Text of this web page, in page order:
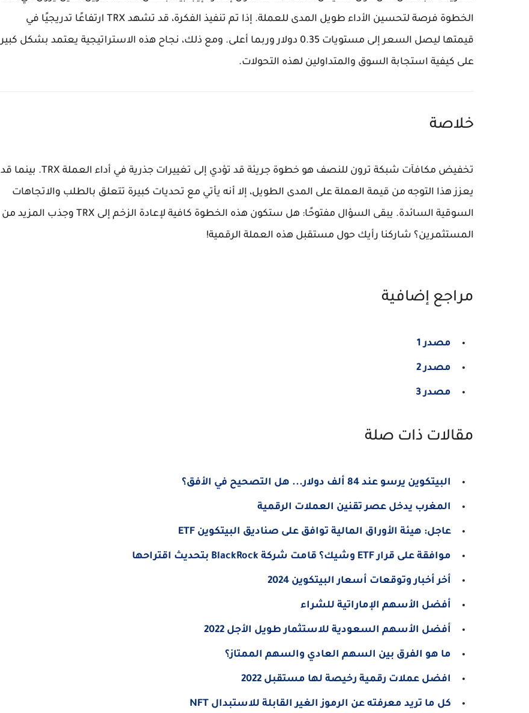
الخطوة فرصة لتحسين الأداء طويل المدى للعملة. إذا تم تنفيذ الفكرة، قد تشهد TRX ارتفاعًا تدريجيًا في
قيمتها ليصل السعر إلى مستويات 0.35 دولار وربما أعلى. ومع ذلك، نجاح هذه الاستراتيجية يعتمد بشكل كبير
على كيفية استجابة السوق والمتداولين لهذه التحولات.
خلاصة
تخفيض مكافآت شبكة ترون للنصف هو خطوة جريئة قد تؤدي إلى تغييرات جذرية في أداء العملة TRX. بينما قد
يعزز هذا التوجه من قيمة العملة على المدى الطويل، إلا أنه يأتي مع تحديات كبيرة تتعلق بالطلب والاتجاهات
السوقية السائدة. يبقى السؤال مفتوحًا: هل ستكون هذه الخطوة كافية لإعادة الزخم إلى TRX وجذب المزيد من
المستثمرين؟ شاركنا رأيك حول مستقبل هذه العملة الرقمية!
مراجع إضافية
مصدر 1
مصدر 2
مصدر 3
مقالات ذات صلة
البيتكوين يرسو عند 84 ألف دولار... هل التصحيح في الأفق؟
المغرب يدخل عصر تقنين العملات الرقمية
عاجل: هيئة الأوراق المالية توافق على صناديق البيتكوين ETF
موافقة على قرار ETF وشيك؟ قامت شركة BlackRock بتحديث اقتراحها
أخر أخبار وتوقعات أسعار البيتكوين 2024
أفضل الأسهم الإماراتية للشراء
أفضل الأسهم السعودية للاستثمار طويل الأجل 2022
ما هو الفرق بين السهم العادي والسهم الممتاز؟
افضل عملات رقمية رخيصة لها مستقبل 2022
كل ما تريد معرفته عن الرموز الغير القابلة للاستبدال NFT